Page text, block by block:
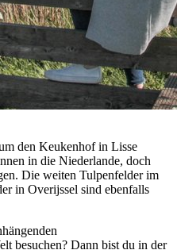
den Keukenhof in Lisse
in die Niederlande, doch
Die weiten Tulpenfelder im
in Overijssel sind ebenfalls
besuchen? Dann bist du in der